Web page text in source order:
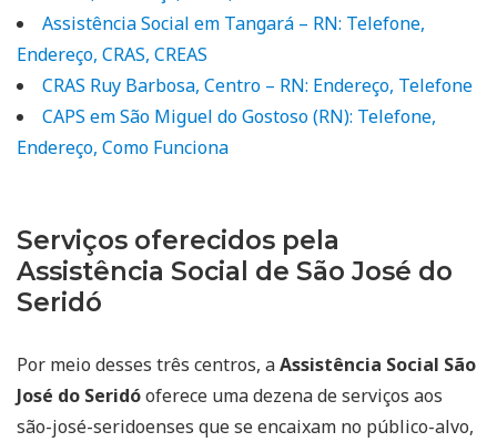
Assistência Social em Tangará – RN: Telefone,
Endereço, CRAS, CREAS
CRAS Ruy Barbosa, Centro – RN: Endereço, Telefone
CAPS em São Miguel do Gostoso (RN): Telefone,
Endereço, Como Funciona
Serviços oferecidos pela
Assistência Social de São José do
Seridó
Por meio desses três centros, aAssistência Social São
José do Seridóoferece uma dezena de serviços aos
são-josé-seridoenses que se encaixam no público-alvo,